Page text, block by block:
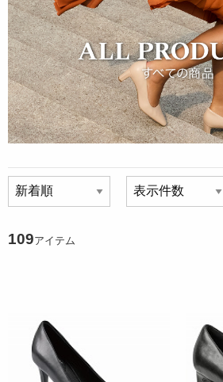
109アイテム